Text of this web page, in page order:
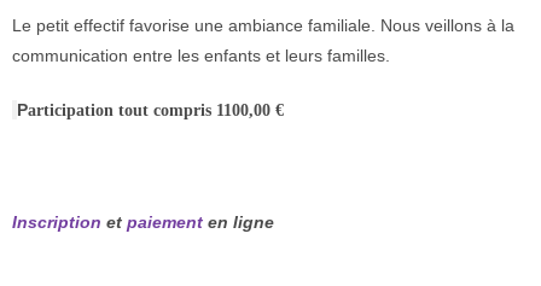
Le petit effectif favorise une ambiance familiale. Nous veillons à la
communication entre les enfants et leurs familles.
Participation tout compris 1100,00 €
Inscription et paiement en ligne